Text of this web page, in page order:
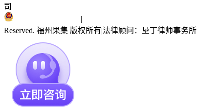
司
|
Reserved. 福州果集 版权所有|法律顾问：垦丁律师事务所